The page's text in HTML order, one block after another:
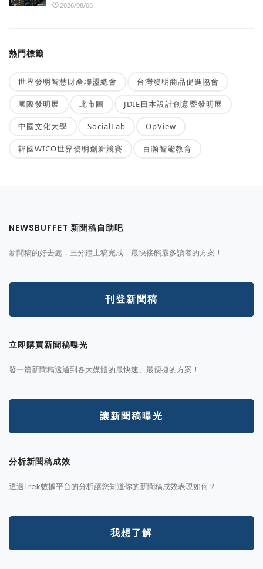
2026/08/06
熱門標籤
世界發明智慧財產聯盟總會 台灣發明商品促進協會
國際發明展 北市圖 JDIE日本設計創意暨發明展
中國文化大學 SocialLab OpView
韓國WICO世界發明創新競賽 百瀚智能教育
NEWSBUFFET 新聞稿自助吧
新聞稿的好去處，三分鐘上稿完成，最快接觸最多讀者的方案！
刊登新聞稿
立即購買新聞稿曝光
發一篇新聞稿透通到各大媒體的最快速、最便捷的方案！
讓新聞稿曝光
分析新聞稿成效
透過Trek數據平台的分析讓您知道你的新聞稿成效表現如何？
我想了解